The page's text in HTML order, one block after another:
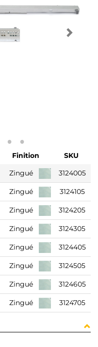
Finition
SKU
Zingué 3124005
Zingué 3124105
Zingué 3124205
Zingué 3124305
Zingué 3124405
Zingué 3124505
Zingué 3124605
Zingué 3124705